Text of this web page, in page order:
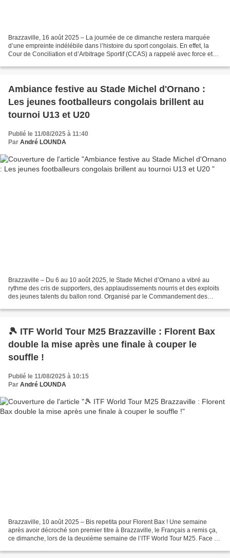
Brazzaville, 16 août 2025 – La journée de ce dimanche restera marquée
d’une empreinte indélébile dans l’histoire du sport congolais. En effet, la
Cour de Conciliation et d’Arbitrage Sportif (CCAS) a rappelé avec force et
Ambiance festive au Stade Michel d'Ornano :
Les jeunes footballeurs congolais brillent au
tournoi U13 et U20
Publié le 11/08/2025 à 11:40
Par André LOUNDA
Brazzaville – Du 6 au 10 août 2025, le Stade Michel d’Ornano a vibré au
rythme des cris de supporters, des applaudissements nourris et des exploits
des jeunes talents du ballon rond. Organisé par le Commandement des
🎾 ITF World Tour M25 Brazzaville : Florent Bax
double la mise après une finale à couper le
souffle !
Publié le 11/08/2025 à 10:15
Par André LOUNDA
Brazzaville, 10 août 2025 – Bis repetita pour Florent Bax ! Une semaine
après avoir décroché son premier titre à Brazzaville, le Français a remis ça,
ce dimanche, lors de la deuxième semaine de l’ITF World Tour M25. Face au